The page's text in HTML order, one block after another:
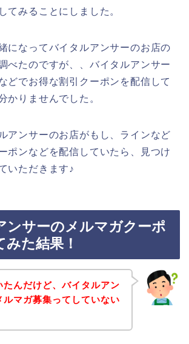
てみることにしました。
になってバイタルアンサーのお店の
べたのですが、、バイタルアンサー
どでお得な割引クーポンを配信して
かりませんでした。
アンサーのお店がもし、ラインなど
ポンなどを配信していたら、見つけ
いただきます♪
ンサーのメルマガクーポ
た結果！
たんだけど、バイタルアン
ルマガ募集ってしていない